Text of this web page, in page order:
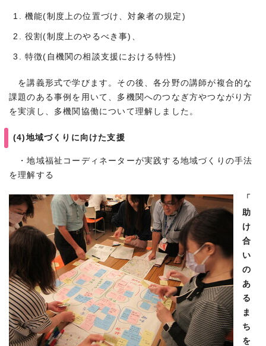
機能(制度上の位置づけ、対象者の規定)
役割(制度上のやるべき事)、
特徴(自機関の相談支援における特性)
を講義形式で学びます。その後、各分野の講師が複合的な
課題のある事例を用いて、多機関へのつなぎ方やつながり方
を実演し、多機関協働について理解しました。
(4)地域づくりに向けた支援
・地域福祉コーディネーターが実践する地域づくりの手法
を理解する
「
助
け
合
い
の
あ
る
ま
ち
を